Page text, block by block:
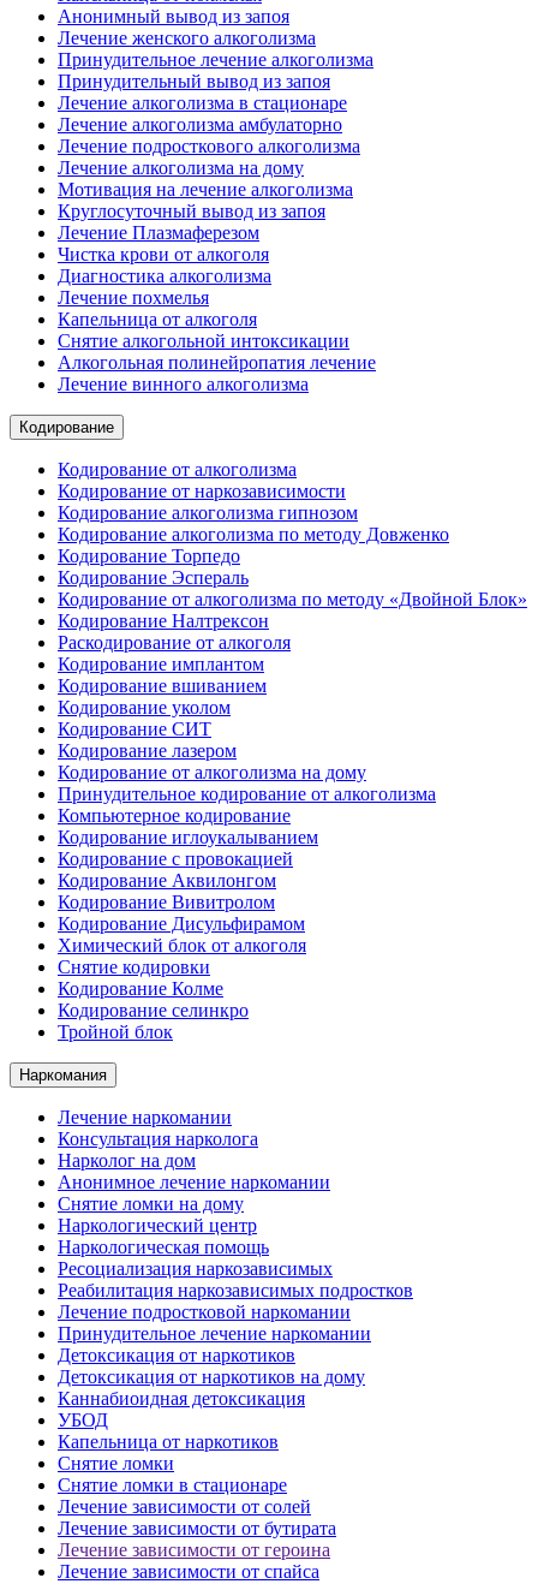
Анонимный вывод из запоя
Лечение женского алкоголизма
Принудительное лечение алкоголизма
Принудительный вывод из запоя
Лечение алкоголизма в стационаре
Лечение алкоголизма амбулаторно
Лечение подросткового алкоголизма
Лечение алкоголизма на дому
Мотивация на лечение алкоголизма
Круглосуточный вывод из запоя
Лечение Плазмаферезом
Чистка крови от алкоголя
Диагностика алкоголизма
Лечение похмелья
Капельница от алкоголя
Снятие алкогольной интоксикации
Алкогольная полинейропатия лечение
Лечение винного алкоголизма
Кодирование
Кодирование от алкоголизма
Кодирование от наркозависимости
Кодирование алкоголизма гипнозом
Кодирование алкоголизма по методу Довженко
Кодирование Торпедо
Кодирование Эспераль
Кодирование от алкоголизма по методу «Двойной Блок»
Кодирование Налтрексон
Раскодирование от алкоголя
Кодирование имплантом
Кодирование вшиванием
Кодирование уколом
Кодирование СИТ
Кодирование лазером
Кодирование от алкоголизма на дому
Принудительное кодирование от алкоголизма
Компьютерное кодирование
Кодирование иглоукалыванием
Кодирование с провокацией
Кодирование Аквилонгом
Кодирование Вивитролом
Кодирование Дисульфирамом
Химический блок от алкоголя
Снятие кодировки
Кодирование Колме
Кодирование селинкро
Тройной блок
Наркомания
Лечение наркомании
Консультация нарколога
Нарколог на дом
Анонимное лечение наркомании
Снятие ломки на дому
Наркологический центр
Наркологическая помощь
Ресоциализация наркозависимых
Реабилитация наркозависимых подростков
Лечение подростковой наркомании
Принудительное лечение наркомании
Детоксикация от наркотиков
Детоксикация от наркотиков на дому
Каннабиоидная детоксикация
УБОД
Капельница от наркотиков
Снятие ломки
Снятие ломки в стационаре
Лечение зависимости от солей
Лечение зависимости от бутирата
Лечение зависимости от героина
Лечение зависимости от спайса